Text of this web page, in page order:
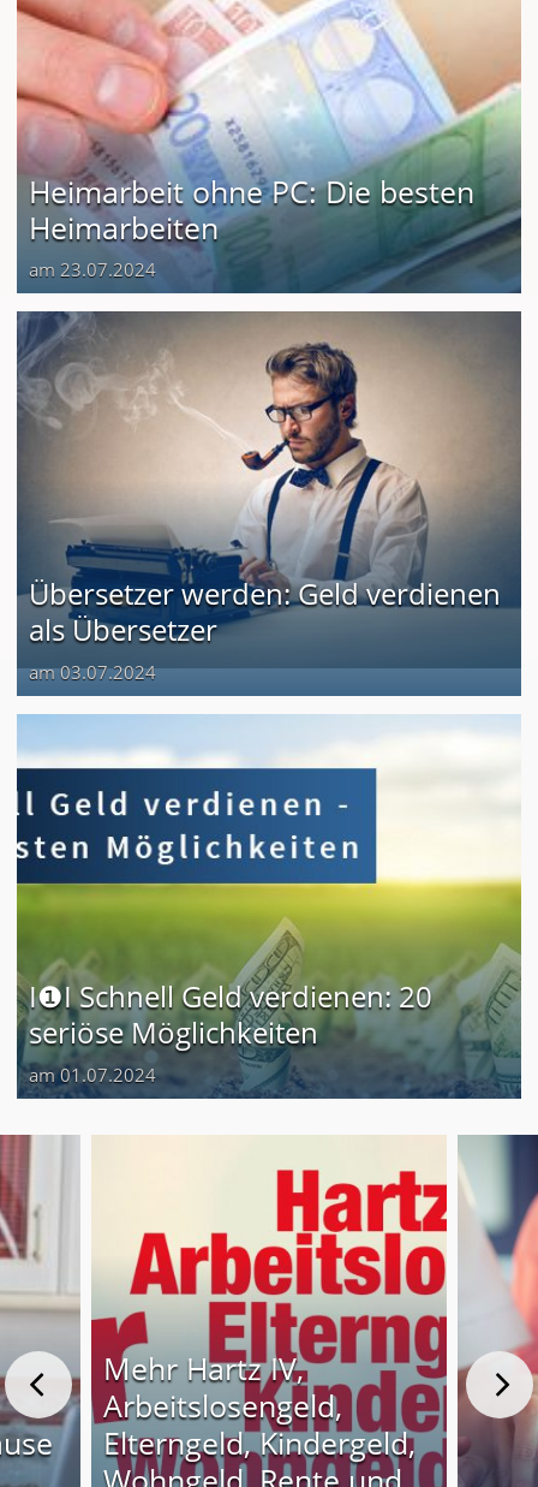
Heimarbeit ohne PC: Die besten
Heimarbeiten
am 23.07.2024
Übersetzer werden: Geld verdienen
als Übersetzer
am 03.07.2024
I❶I Schnell Geld verdienen: 20
seriöse Möglichkeiten
am 01.07.2024
Mehr Hartz IV,
Arbeitslosengeld,
Elterngeld, Kindergeld,